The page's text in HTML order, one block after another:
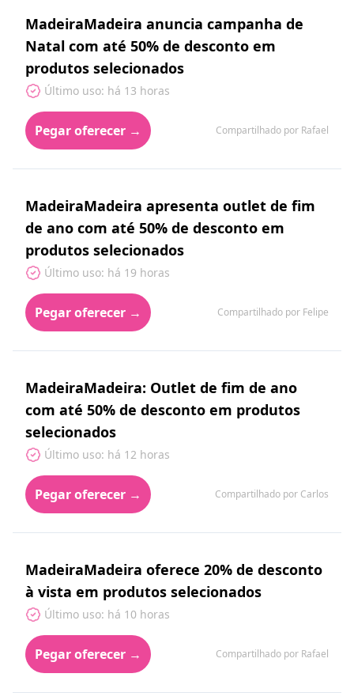
MadeiraMadeira anuncia campanha de
Natal com até 50% de desconto em
produtos selecionados
Último uso: há 13 horas
Pegar oferecer → Compartilhado por Rafael
MadeiraMadeira apresenta outlet de fim
de ano com até 50% de desconto em
produtos selecionados
Último uso: há 19 horas
Pegar oferecer → Compartilhado por Felipe
MadeiraMadeira: Outlet de fim de ano
com até 50% de desconto em produtos
selecionados
Último uso: há 12 horas
Pegar oferecer → Compartilhado por Carlos
MadeiraMadeira oferece 20% de desconto
à vista em produtos selecionados
Último uso: há 10 horas
Pegar oferecer → Compartilhado por Rafael